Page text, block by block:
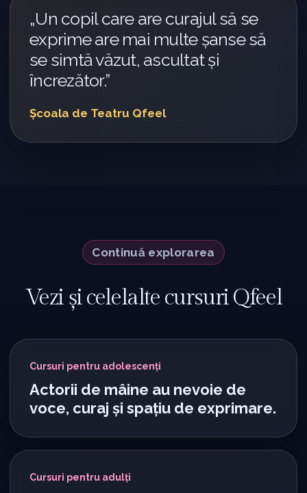
„Un copil care are curajul să se
exprime are mai multe șanse să
se simtă văzut, ascultat și
încrezător.”
Școala de Teatru Qfeel
Continuă explorarea
Vezi și celelalte cursuri Qfeel
Cursuri pentru adolescenți
Actorii de mâine au nevoie de
voce, curaj și spațiu de exprimare.
Cursuri pentru adulți